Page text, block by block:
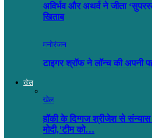
अविर्भव और अथर्व ने जीता
खिताब
मनोरंजन
टाइगर श्रॉफ ने लॉन्च की अपनी
खेल
खेल
हॉकी के दिग्गज श्रीजेश से संन्यास
मोदी,’टीम को…